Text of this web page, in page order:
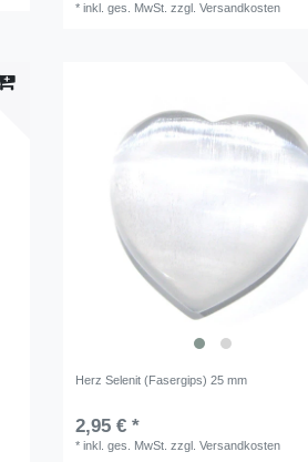
*inkl. ges. MwSt. zzgl.Versandkosten
Herz Selenit (Fasergips) 25 mm
2,95 € *
*inkl. ges. MwSt. zzgl.Versandkosten